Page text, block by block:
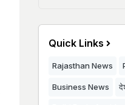
Quick Links
Rajasthan News
Business News